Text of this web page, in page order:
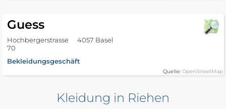
Guess
Hochbergerstrasse
70
4057 Basel
Bekleidungsgeschäft
Quelle: OpenStreetMap
Kleidung in Riehen